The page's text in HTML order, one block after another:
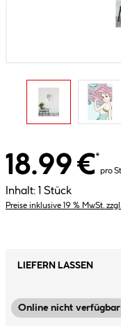
18.99 €*
pro
Inhalt: 1 Stück
Preise inklusive 19 % MwSt.
LIEFERN LASSEN
Online nicht verfügbar